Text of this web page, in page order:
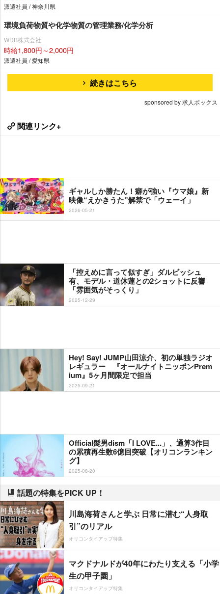
派遣社員 / 神奈川県
環境負荷物質や化学物質の管理業務/化学分析
WDB株式会社
時給1,800円～2,000円
派遣社員 / 愛知県
続きはこちら
sponsored by 求人ボックス
関連リンク+
ギャルしか勝たん！癖が強い『ウマ娘』新
映像“えかきうた”解禁で「ウェーイ」
2026-05-21
「控えめに言って似すぎ」ダルビッシュ
有、モデル・道休蓮との2ショットに反響
「雰囲気がそっくり」
2025-12-29
Hey! Say! JUMP山田涼介、初の単独ラジオ
レギュラー 『オールナイトニッポンPrem
ium』5ヶ月間限定で担当
2025-09-21
Official髭男dism「I LOVE...」、通算3作目
の累積再生数6億回突破【オリコンランキン
グ】
2025-08-20
話題の特集をPICK UP！
川島海荷さんと学ぶ 日常に潜む“人身取
引”のリアル
オリコンタイアップ特集
マクドナルドが40年にわたり支える「小学
生の甲子園」
オリコンタイアップ特集